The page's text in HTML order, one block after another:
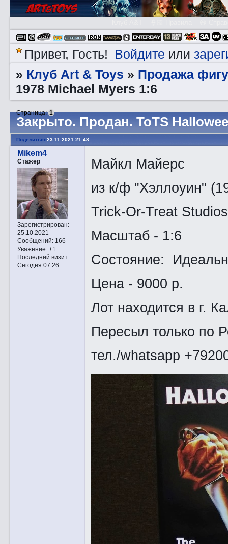
Привет, Гость! Войдите или
» Клуб Art & Toys » Продажа
1978 Michael Myers 1:6
Закрытo. Продан. ToTS
Страница:1
Поделиться23.11.2021 21:48
Mikem4
Стажёр
Зарегистрирован:
25.10.2021
Сообщений:166
Уважение: +1
Последний визит:
Сегодня 07:26
Майкл Майерс
из к/ф "Хэллоуин"
Trick-Or-Treat Studios
Масштаб - 1:6
Состояние:
Цена - 9000 р.
Лот находится в г.
Пересыл только по
тел./whatsapp